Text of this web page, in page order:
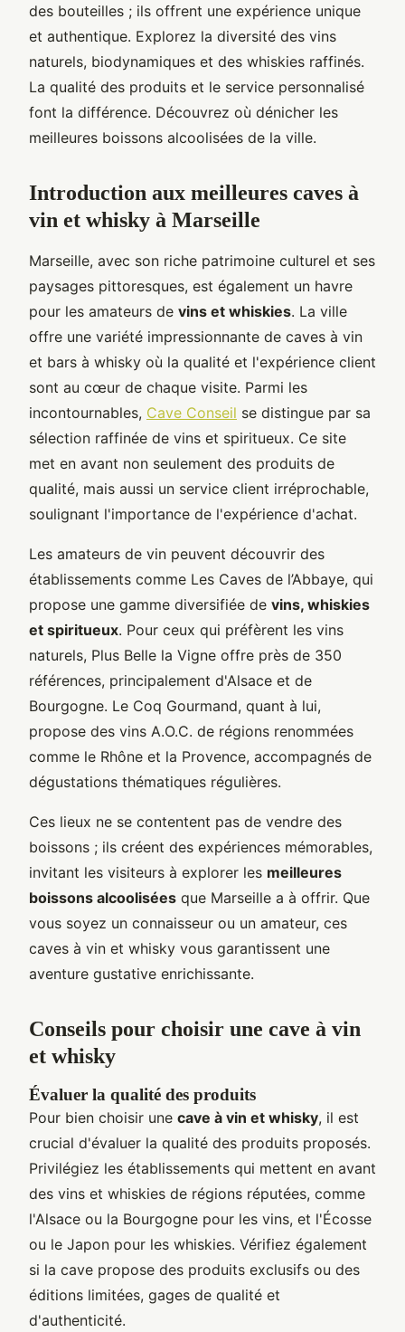
des bouteilles ; ils offrent une expérience unique
et authentique. Explorez la diversité des vins
naturels, biodynamiques et des whiskies raffinés.
La qualité des produits et le service personnalisé
font la différence. Découvrez où dénicher les
meilleures boissons alcoolisées de la ville.
Introduction aux meilleures caves à
vin et whisky à Marseille
Marseille, avec son riche patrimoine culturel et ses
paysages pittoresques, est également un havre
pour les amateurs de vins et whiskies. La ville
offre une variété impressionnante de caves à vin
et bars à whisky où la qualité et l'expérience client
sont au cœur de chaque visite. Parmi les
incontournables, Cave Conseil se distingue par sa
sélection raffinée de vins et spiritueux. Ce site
met en avant non seulement des produits de
qualité, mais aussi un service client irréprochable,
soulignant l'importance de l'expérience d'achat.
Les amateurs de vin peuvent découvrir des
établissements comme Les Caves de l’Abbaye, qui
propose une gamme diversifiée de vins, whiskies
et spiritueux. Pour ceux qui préfèrent les vins
naturels, Plus Belle la Vigne offre près de 350
références, principalement d'Alsace et de
Bourgogne. Le Coq Gourmand, quant à lui,
propose des vins A.O.C. de régions renommées
comme le Rhône et la Provence, accompagnés de
dégustations thématiques régulières.
Ces lieux ne se contentent pas de vendre des
boissons ; ils créent des expériences mémorables,
invitant les visiteurs à explorer les meilleures
boissons alcoolisées que Marseille a à offrir. Que
vous soyez un connaisseur ou un amateur, ces
caves à vin et whisky vous garantissent une
aventure gustative enrichissante.
Conseils pour choisir une cave à vin
et whisky
Évaluer la qualité des produits
Pour bien choisir une cave à vin et whisky, il est
crucial d'évaluer la qualité des produits proposés.
Privilégiez les établissements qui mettent en avant
des vins et whiskies de régions réputées, comme
l'Alsace ou la Bourgogne pour les vins, et l'Écosse
ou le Japon pour les whiskies. Vérifiez également
si la cave propose des produits exclusifs ou des
éditions limitées, gages de qualité et
d'authenticité.